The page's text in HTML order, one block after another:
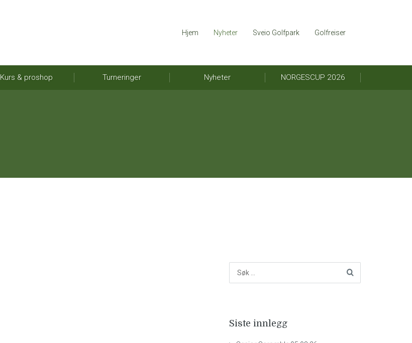
Hjem Nyheter Sveio Golfpark Golfreiser
Kurs & proshop Turneringer Nyheter NORGESCUP 2026
Siste innlegg